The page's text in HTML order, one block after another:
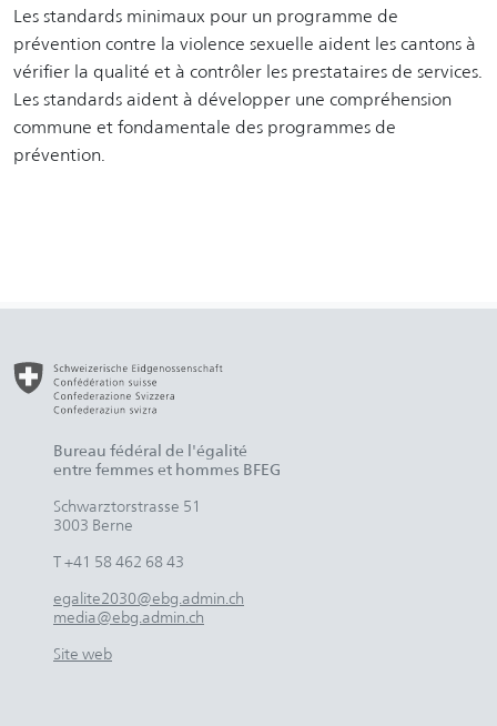
Les standards minimaux pour un programme de
prévention contre la violence sexuelle aident les cantons à
vérifier la qualité et à contrôler les prestataires de services.
Les standards aident à développer une compréhension
commune et fondamentale des programmes de
prévention.
Bureau fédéral de l'égalité
entre femmes et hommes BFEG
Schwarztorstrasse 51
3003 Berne
T +41 58 462 68 43
egalite2030@ebg.admin.ch
media@ebg.admin.ch
Site web